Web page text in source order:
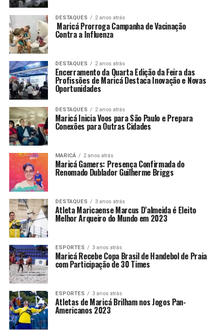
Projeto foi apresentado por Robson
Dutra em 2025
A iniciativa começou a tramitar na Câmara Municipal de
Maricá por meio doProjeto de Lei nº 191/2025, de
autoria do vereadorRobson Dutra
A proposta foi apresentada em julho de 2025 e
posteriormente aprovada pelo Legislativo municipal. Com
a sanção do Executivo, a medida passou a integrar
oficialmente a legislação de Maricá.
Na justificativa, o vereador destacou a necessidade de
considerar as particularidades sensoriais de estudantes
neurodivergentes e criar condições para que essas
características não se transformem em barreiras dentro
do ambiente escolar.
Inclusão além da obrigatoriedade
do uniforme
A nova legislação se soma a outras políticas e iniciativas
relacionadas à inclusão de pessoas com deficiência e
autismo em Maricá.
O município mantém uma rede de atendimento voltada às
DESTAQUES 2 anos atrás
Maricá Prorroga Campanha de Vacinação
Contra a Influenza
DESTAQUES 2 anos atrás
Encerramento da Quarta Edição da Feira das
Profissões de Maricá Destaca Inovação e Novas
Oportunidades
DESTAQUES 2 anos atrás
Maricá Inicia Voos para São Paulo e Prepara
Conexões para Outras Cidades
MARICÁ 2 anos atrás
Maricá Gamers: Presença Confirmada do
Renomado Dublador Guilherme Briggs
DESTAQUES 3 anos atrás
Atleta Maricaense Marcus D’almeida é Eleito
Melhor Arqueiro do Mundo em 2023
ESPORTES 3 anos atrás
Maricá Recebe Copa Brasil de Handebol de Praia
com Participação de 30 Times
ESPORTES 3 anos atrás
Atletas de Maricá Brilham nos Jogos Pan-
Americanos 2023